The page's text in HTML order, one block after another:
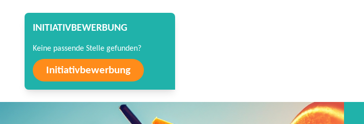
INITIATIVBEWERBUNG
Keine passende Stelle gefunden?
Initiativbewerbung